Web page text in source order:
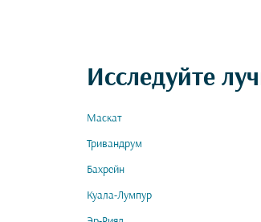
Исследуйте
Маскат
Тривандрум
Бахрейн
Куала-Лумпур